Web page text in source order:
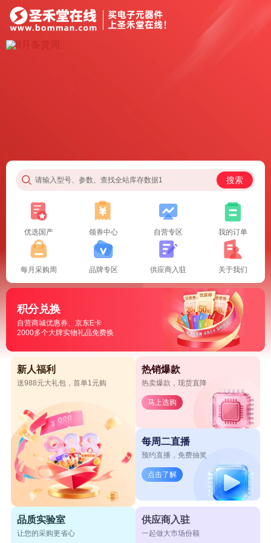
请输入型号、参数、查找全站库存数据1 搜索
优选国产 领券中心 自营专区 我的订单
每月采购周 品牌专区 供应商入驻 关于我们
积分兑换
自营商城优惠券、京东E卡
2000多个大牌实物礼品免费换
新人福利
送988元大礼包，首单1元购
热销爆款
热卖爆款，现货直降
马上选购
每周二直播
预约直播，免费抽奖
点击了解
品质实验室
让您的采购更省心
供应商入驻
一起做大市场份额